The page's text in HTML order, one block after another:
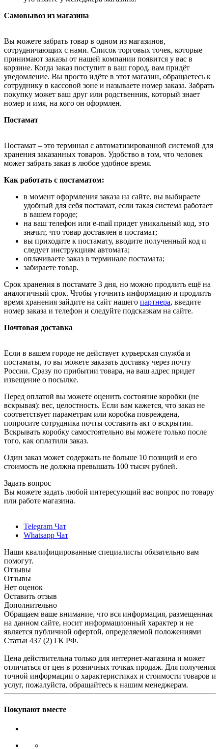
Самовывоз из магазина
Вы можете забрать товар в одном из магазинов,
сотрудничающих с нами. Список торговых точек, которые
принимают заказы от нашей компании появится у вас в
корзине. Когда заказ поступит в ваш город, вам придёт
уведомление. Вы просто идёте в этот магазин, обращаетесь к
сотруднику в кассовой зоне и называете номер заказа. Забрать
покупку может ваш друг или родственник, который знает
номер и имя, на кого он оформлен.
Постамат
Постамат – это терминал с автоматизированной системой для
хранения заказанных товаров. Удобство в том, что человек
может забрать заказ в любое удобное время.
Как работать с постаматом:
в момент оформления заказа на сайте, вы выбираете
удобный для себя постамат, если такая система работает
в вашем городе;
на ваш телефон или e-mail придет уникальный код, это
значит, что товар доставлен в постамат;
вы приходите к постамату, вводите полученный код и
следует инструкциям автомата;
оплачиваете заказ в терминале постамата;
забираете товар.
Срок хранения в постамате 3 дня, но можно продлить ещё на
аналогичный срок. Чтобы уточнить информацию и продлить
время хранения зайдите на сайт нашего партнера, введите
номер заказа и телефон и следуйте подсказкам на сайте.
Почтовая доставка
Если в вашем городе не действует курьерская служба и
постаматы, то вы можете заказать доставку через почту
России. Сразу по прибытии товара, на ваш адрес придет
извещение о посылке.
Перед оплатой вы можете оценить состояние коробки (не
вскрывая): вес, целостность. Если вам кажется, что заказ не
соответствует параметрам или коробка повреждена,
попросите сотрудника почты составить акт о вскрытии.
Вскрывать коробку самостоятельно вы можете только после
того, как оплатили заказ.
Один заказ может содержать не больше 10 позиций и его
стоимость не должна превышать 100 тысяч рублей.
Задать вопрос
Вы можете задать любой интересующий вас вопрос по товару
или работе магазина.
Telegram Чат
Whatsapp Чат
Наши квалифицированные специалисты обязательно вам
помогут.
Отзывы
Отзывы
Нет оценок
Оставить отзыв
Дополнительно
Обращаем ваше внимание, что вся информация, размещенная
на данном сайте, носит информационный характер и не
является публичной офертой, определяемой положениями
Статьи 437 (2) ГК РФ.
Цена действительна только для интернет-магазина и может
отличаться от цен в розничных точках продаж. Для получения
точной информации о характеристиках и стоимости товаров и
услуг, пожалуйста, обращайтесь к нашим менеджерам.
Покупают вместе